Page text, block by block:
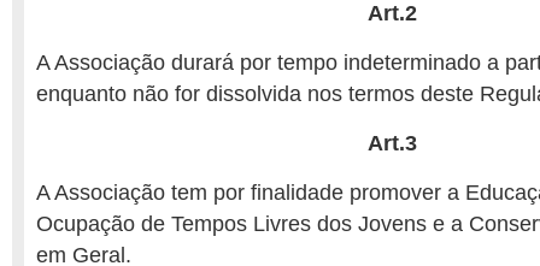
Art.2
A Associação durará por tempo indeterminado a
enquanto não for dissolvida nos termos deste
Art.3
A Associação tem por finalidade promover a
Ocupação de Tempos Livres dos Jovens e a
em Geral.